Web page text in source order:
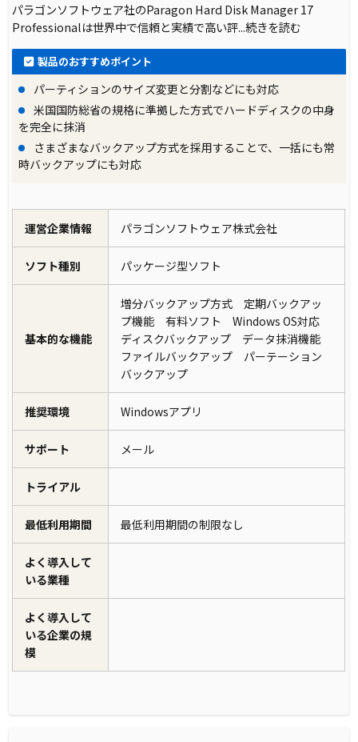
パラゴンソフトウェア社のParagon Hard Disk Manager 17
Professionalは世界中で信頼と実績で高い評...続きを読む
製品のおすすめポイント
パーティションのサイズ変更と分割などにも対応
米国国防総省の規格に準拠した方式でハードディスクの中身
を完全に抹消
さまざまなバックアップ方式を採用することで、一括にも常
時バックアップにも対応
運営企業情報 パラゴンソフトウェア株式会社
ソフト種別 パッケージ型ソフト
基本的な機能
増分バックアップ方式 定期バックアッ
プ機能 有料ソフト Windows OS対応
ディスクバックアップ データ抹消機能
ファイルバックアップ パーテーション
バックアップ
推奨環境 Windowsアプリ
サポート メール
トライアル
最低利用期間 最低利用期間の制限なし
よく導入して
いる業種
よく導入して
いる企業の規
模